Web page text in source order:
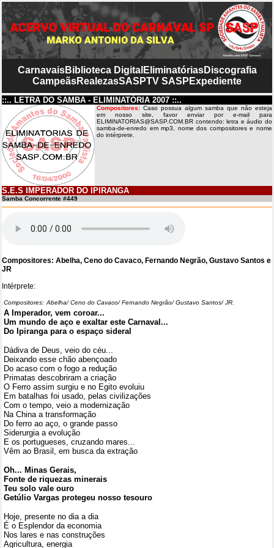
CarnavaisBiblioteca Digital EliminatóriasDiscografia
CampeãsRealezasSASPTV SASP Expediente
::.. LETRA DO SAMBA - ELIMINATÓRIA 2007 ::..
Compositores: Caso possua algum samba que não esteja
em nosso site, favor enviar por e-mail para
ELIMINATORIAS@SASP.COM.BR contendo: letra e áudio do
samba-de-enredo em mp3, nome dos compositores e nome
do intérprete.
S.E.S IMPERADOR DO IPIRANGA
Samba Concorrente #449
Compositores: Abelha, Ceno do Cavaco, Fernando Negrão, Gustavo Santos e
JR
Intérprete:
Compositores: Abelha/ Ceno do Cavaco/ Fernando Negrão/ Gustavo Santos/ JR.
A Imperador, vem coroar...
Um mundo de aço e exaltar este Carnaval...
Do Ipiranga para o espaço sideral
Dádiva de Deus, veio do céu...
Deixando esse chão abençoado
Do acaso com o fogo a redução
Primatas descobriram a criação
O Ferro assim surgiu e no Egito evoluiu
Em batalhas foi usado, pelas civilizações
Com o tempo, veio a modernização
Na China a transformação
Do ferro ao aço, o grande passo
Siderurgia a evolução
E os portugueses, cruzando mares...
Vêm ao Brasil, em busca da extração
Oh... Minas Gerais,
Fonte de riquezas minerais
Teu solo vale ouro
Getúlio Vargas protegeu nosso tesouro
Hoje, presente no dia a dia
É o Esplendor da economia
Nos lares e nas construções
Agricultura, energia